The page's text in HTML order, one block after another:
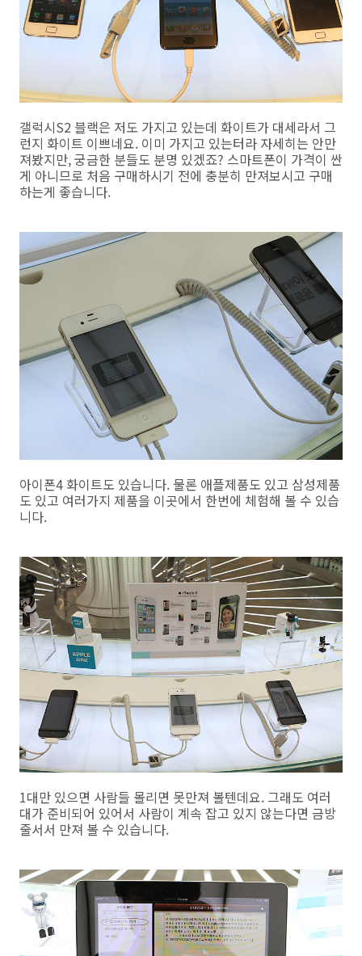
갤럭시S2 블랙은 저도 가지고 있는데 화이트가 대세라서 그
런지 화이트 이쁘네요. 이미 가지고 있는터라 자세히는 안만
져봤지만, 궁금한 분들도 분명 있겠죠? 스마트폰이 가격이 싼
게 아니므로 처음 구매하시기 전에 충분히 만져보시고 구매
하는게 좋습니다.
아이폰4 화이트도 있습니다. 물론 애플제품도 있고 삼성제품
도 있고 여러가지 제품을 이곳에서 한번에 체험해 볼 수 있습
니다.
1대만 있으면 사람들 몰리면 못만져 볼텐데요. 그래도 여러
대가 준비되어 있어서 사람이 계속 잡고 있지 않는다면 금방
줄서서 만져 볼 수 있습니다.